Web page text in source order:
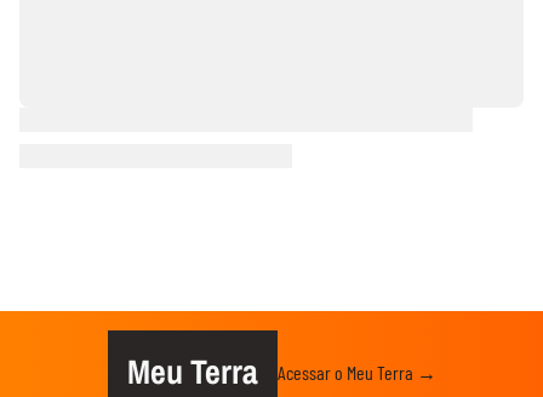
Meu Terra Acessar o Meu Terra →